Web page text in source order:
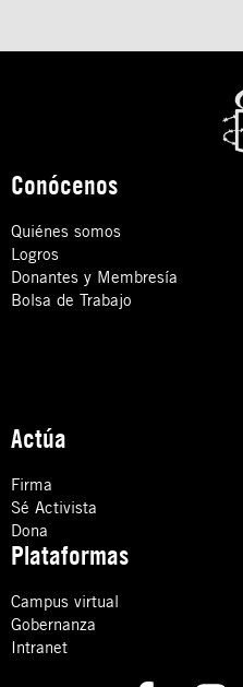
Conócenos
Quiénes somos
Logros
Donantes y Membresía
Bolsa de Trabajo
Actúa
Firma
Sé Activista
Dona
Plataformas
Campus virtual
Gobernanza
Intranet